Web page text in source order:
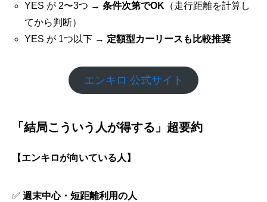
YES が 2〜3つ → 条件次第でOK （走行距離を計算し
てから判断）
YES が 1つ以下 → 定額型カーリースも比較推奨
エンキロ 公式サイト
「結局こういう人が得する」超要約
【エンキロが向いている人】
✅ 週末中心・短距離利用の人